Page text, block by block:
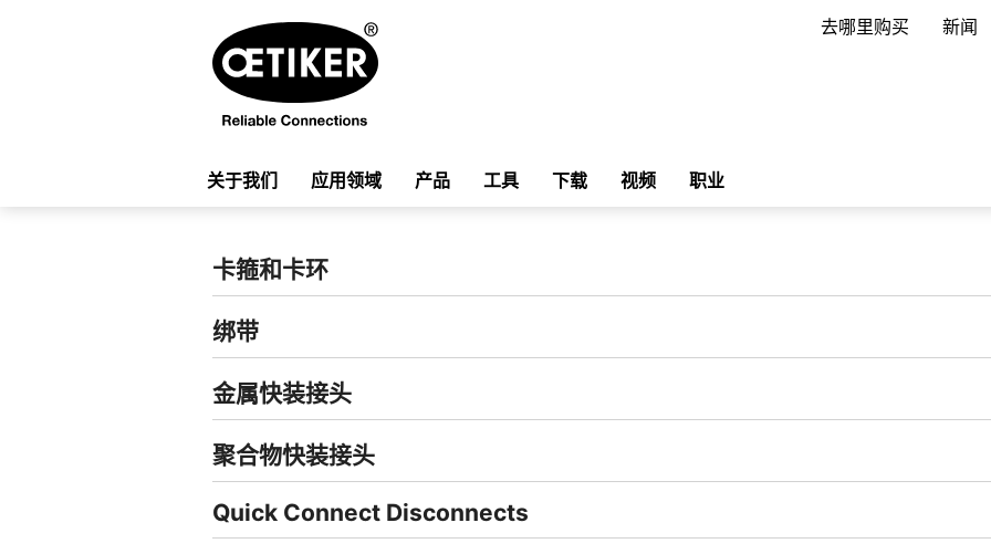
去哪里购买 新闻
关于我们 应用领域 产品 工具 下载 视频 职业
卡箍和卡环
绑带
金属快装接头
聚合物快装接头
Quick Connect Disconnects